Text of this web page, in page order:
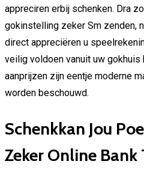
appreciren erbij schenken. Dra
gokinstelling zeker Sm zenden,
direct appreciëren u
veilig voldoen vanuit uw
aanprijzen zijn eentje moderne
worden beschouwd.
Schenkkan Jou
Zeker Online Bank